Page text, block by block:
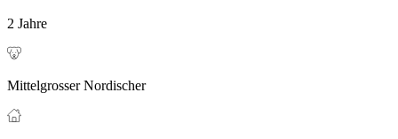
2 Jahre
Mittelgrosser Nordischer